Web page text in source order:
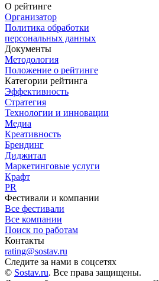
О рейтинге
Организатор
Политика обработки
персональных данных
Документы
Методология
Положение о рейтинге
Категории рейтинга
Эффективность
Стратегия
Технологии и инновации
Медиа
Креативность
Брендинг
Диджитал
Маркетинговые услуги
Крафт
PR
Фестивали и компании
Все фестивали
Все компании
Поиск по работам
Контакты
rating@sostav.ru
Следите за нами в соцсетях
© Sostav.ru. Все права защищены.